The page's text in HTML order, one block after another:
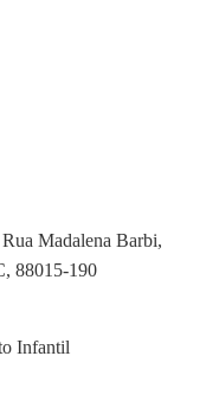
Rua Madalena Barbi,
88015-190
Infantil